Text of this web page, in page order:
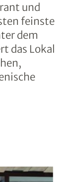
und
feinste
dem
das Lokal